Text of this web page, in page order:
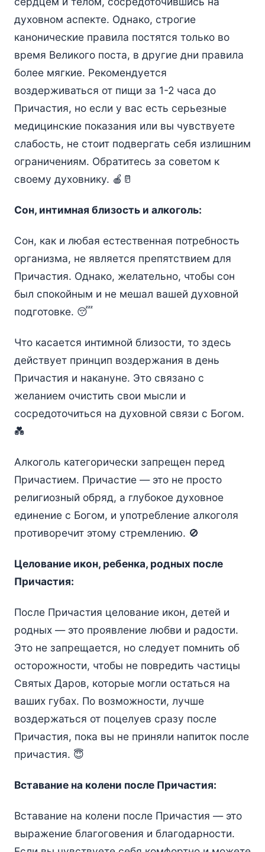
духовном аспекте. Однако, строгие
канонические правила постятся только во
время Великого поста, в другие дни правила
более мягкие. Рекомендуется
воздерживаться от пищи за 1-2 часа до
Причастия, но если у вас есть серьезные
медицинские показания или вы чувствуете
слабость, не стоит подвергать себя излишним
ограничениям. Обратитесь за советом к
своему духовнику. 🍎🥛
Сон, интимная близость и алкоголь:
Сон, как и любая естественная потребность
организма, не является препятствием для
Причастия. Однако, желательно, чтобы сон
был спокойным и не мешал вашей духовной
подготовке. 😴
Что касается интимной близости, то здесь
действует принцип воздержания в день
Причастия и накануне. Это связано с
желанием очистить свои мысли и
сосредоточиться на духовной связи с Богом.
💑
Алкоголь категорически запрещен перед
Причастием. Причастие — это не просто
религиозный обряд, а глубокое духовное
единение с Богом, и употребление алкоголя
противоречит этому стремлению. 🚫
Целование икон, ребенка, родных после
Причастия:
После Причастия целование икон, детей и
родных — это проявление любви и радости.
Это не запрещается, но следует помнить об
осторожности, чтобы не повредить частицы
Святых Даров, которые могли остаться на
ваших губах. По возможности, лучше
воздержаться от поцелуев сразу после
Причастия, пока вы не приняли напиток после
причастия. 😇
Вставание на колени после Причастия:
Вставание на колени после Причастия — это
выражение благоговения и благодарности.